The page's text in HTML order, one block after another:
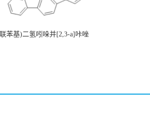
联苯基)二氢吲哚并[2,3-a]咔唑